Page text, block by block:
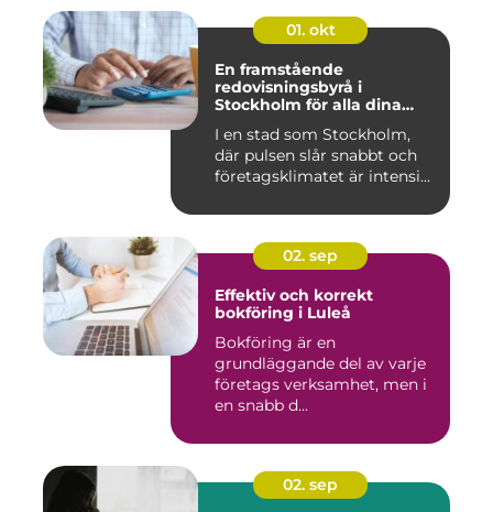
01. okt
En framstående
redovisningsbyrå i
Stockholm för alla dina
I en stad som Stockholm,
där pulsen slår snabbt och
företagsklimatet är intensi...
02. sep
Effektiv och korrekt
bokföring i Luleå
Bokföring är en
grundläggande del av varje
företags verksamhet, men i
en snabb d...
02. sep